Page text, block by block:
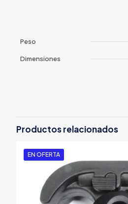
Peso
Dimensiones
Productos relacionados
EN OFERTA